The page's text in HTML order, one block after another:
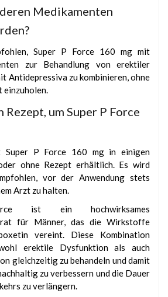
Medikamenten
Super P Force 160 mg mit
zur Behandlung von erektiler
Antidepressiva zu kombinieren, ohne
einzuholen.
Rezept, um Super P Force
Super P Force 160 mg in einigen
ohne Rezept erhältlich. Es wird
vor der Anwendung stets
Arzt zu halten.
ist ein hochwirksames
für Männer, das die Wirkstoffe
vereint. Diese Kombination
erektile Dysfunktion als auch
gleichzeitig zu behandeln und damit
zu verbessern und die Dauer
zu verlängern.